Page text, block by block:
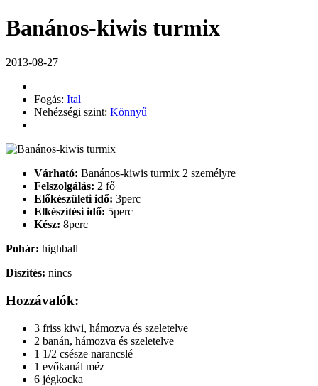
Banános-kiwis turmix
2013-08-27
Fogás: Ital
Nehézségi szint: Könnyű
Várható: Banános-kiwis turmix 2 személyre
Felszolgálás: 2 fő
Előkészületi idő: 3perc
Elkészítési idő: 5perc
Kész: 8perc
Pohár: highball
Díszítés: nincs
Hozzávalók:
3 friss kiwi, hámozva és szeletelve
2 banán, hámozva és szeletelve
1 1/2 csésze narancslé
1 evőkanál méz
6 jégkocka